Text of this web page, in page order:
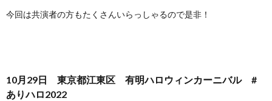
今回は共演者の方もたくさんいらっしゃるので是非！
10月29日 東京都江東区 有明ハロウィンカーニバル #
ありハロ2022